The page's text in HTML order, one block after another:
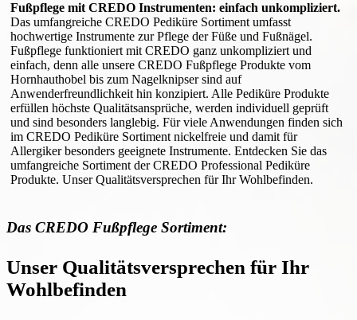
Fußpflege mit CREDO Instrumenten: einfach unkompliziert.
Das umfangreiche CREDO Pediküre Sortiment umfasst
hochwertige Instrumente zur Pflege der Füße und Fußnägel.
Fußpflege funktioniert mit CREDO ganz unkompliziert und
einfach, denn alle unsere CREDO Fußpflege Produkte vom
Hornhauthobel bis zum Nagelknipser sind auf
Anwenderfreundlichkeit hin konzipiert. Alle Pediküre Produkte
erfüllen höchste Qualitätsansprüche, werden individuell geprüft
und sind besonders langlebig. Für viele Anwendungen finden sich
im CREDO Pediküre Sortiment nickelfreie und damit für
Allergiker besonders geeignete Instrumente. Entdecken Sie das
umfangreiche Sortiment der CREDO Professional Pediküre
Produkte. Unser Qualitätsversprechen für Ihr Wohlbefinden.
Das CREDO Fußpflege Sortiment:
Unser Qualitätsversprechen für Ihr
Wohlbefinden